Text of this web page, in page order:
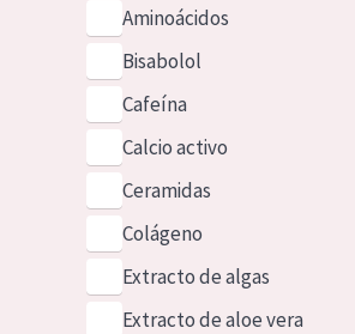
Aminoácidos
Bisabolol
Cafeína
Calcio activo
Ceramidas
Colágeno
Extracto de algas
Extracto de aloe vera